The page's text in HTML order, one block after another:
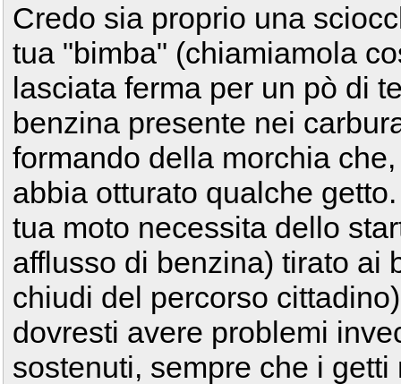
Credo sia proprio una
tua "bimba" (chiamiamola
lasciata ferma per un pò di
benzina presente nei
formando della morchia
abbia otturato qualche
tua moto necessita dello
afflusso di benzina) tirato ai
chiudi del percorso
dovresti avere problemi
sostenuti, sempre che i